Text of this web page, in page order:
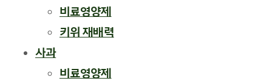
비료영양제
키위 재배력
사과
비료영양제